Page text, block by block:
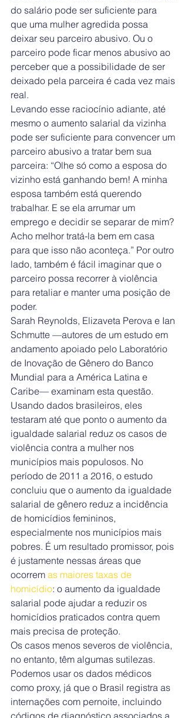
do salário pode ser suficiente para
que uma mulher agredida possa
deixar seu parceiro abusivo. Ou o
parceiro pode ficar menos abusivo ao
perceber que a possibilidade de ser
deixado pela parceira é cada vez mais
real.
Levando esse raciocínio adiante, até
mesmo o aumento salarial da vizinha
pode ser suficiente para convencer um
parceiro abusivo a tratar bem sua
parceira: “Olhe só como a esposa do
vizinho está ganhando bem! A minha
esposa também está querendo
trabalhar. E se ela arrumar um
emprego e decidir se separar de mim?
Acho melhor tratá-la bem em casa
para que isso não aconteça.” Por outro
lado, também é fácil imaginar que o
parceiro possa recorrer à violência
para retaliar e manter uma posição de
poder.
Sarah Reynolds, Elizaveta Perova e Ian
Schmutte —autores de um estudo em
andamento apoiado pelo Laboratório
de Inovação de Gênero do Banco
Mundial para a América Latina e
Caribe— examinam esta questão.
Usando dados brasileiros, eles
testaram até que ponto o aumento da
igualdade salarial reduz os casos de
violência contra a mulher nos
municípios mais populosos. No
período de 2011 a 2016, o estudo
concluiu que o aumento da igualdade
salarial de gênero reduz a incidência
de homicídios femininos,
especialmente nos municípios mais
pobres. É um resultado promissor, pois
é justamente nessas áreas que
ocorrem as maiores taxas de
homicídio: o aumento da igualdade
salarial pode ajudar a reduzir os
homicídios praticados contra quem
mais precisa de proteção.
Os casos menos severos de violência,
no entanto, têm algumas sutilezas.
Podemos usar os dados médicos
como proxy, já que o Brasil registra as
internações com pernoite, incluindo